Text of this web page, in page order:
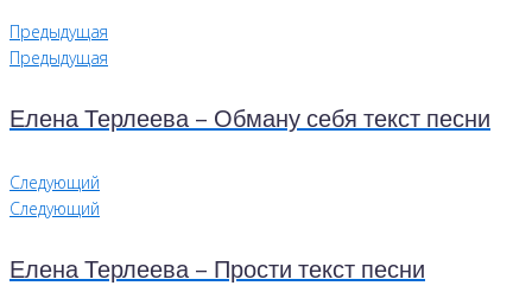
Предыдущая
Предыдущая
Елена Терлеева – Обману себя текст песни
Следующий
Следующий
Елена Терлеева – Прости текст песни